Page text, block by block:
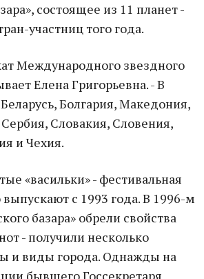
состоящее из 11 планет -
участниц того года.
Международного звездного
Елена Григорьевна. - В
Болгария, Македония,
Словакия, Словения,
и Чехия.
«васильки» - фестивальная
с 1993 года. В 1996-м
базара» обрели свойства
- получили несколько
и виды города. Однажды на
бывшего Госсекретаря